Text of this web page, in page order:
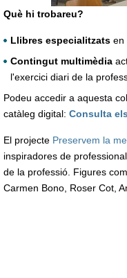
Què hi trobareu?
Llibres especialitzats en
Contingut multimèdia
l'exercici diari de la
Podeu accedir a aquesta
catàleg digital: Consulta
El projecte Preservem la
inspiradores de
de la professió. Figures
Carmen Bono, Roser Cot,